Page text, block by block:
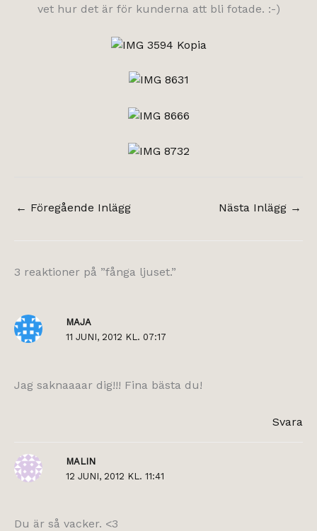
vet hur det är för kunderna att bli fotade. :-)
← Föregående Inlägg Nästa Inlägg →
3 reaktioner på ”fånga ljuset.”
MAJA
11 JUNI, 2012 KL. 07:17
Jag saknaaaar dig!!! Fina bästa du!
Svara
MALIN
12 JUNI, 2012 KL. 11:41
Du är så vacker. <3